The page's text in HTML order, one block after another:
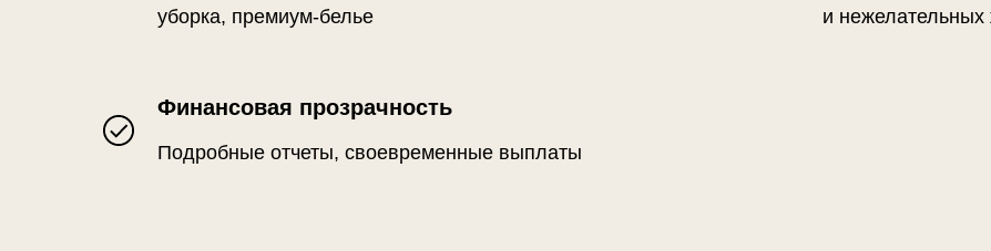
уборка, премиум-белье
и
Финансовая прозрачность
Подробные отчеты, своевременные выплаты